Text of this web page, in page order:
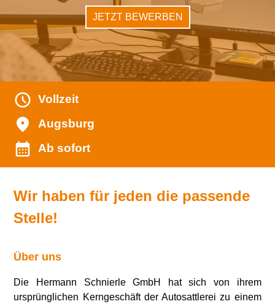
JETZT BEWERBEN
Vollzeit
Augsburg
Ab sofort
Wir haben für jeden die passende
Stelle!
Über uns
Die Hermann Schnierle GmbH hat sich von ihrem
ursprünglichen Kerngeschäft der Autosattlerei zu einem